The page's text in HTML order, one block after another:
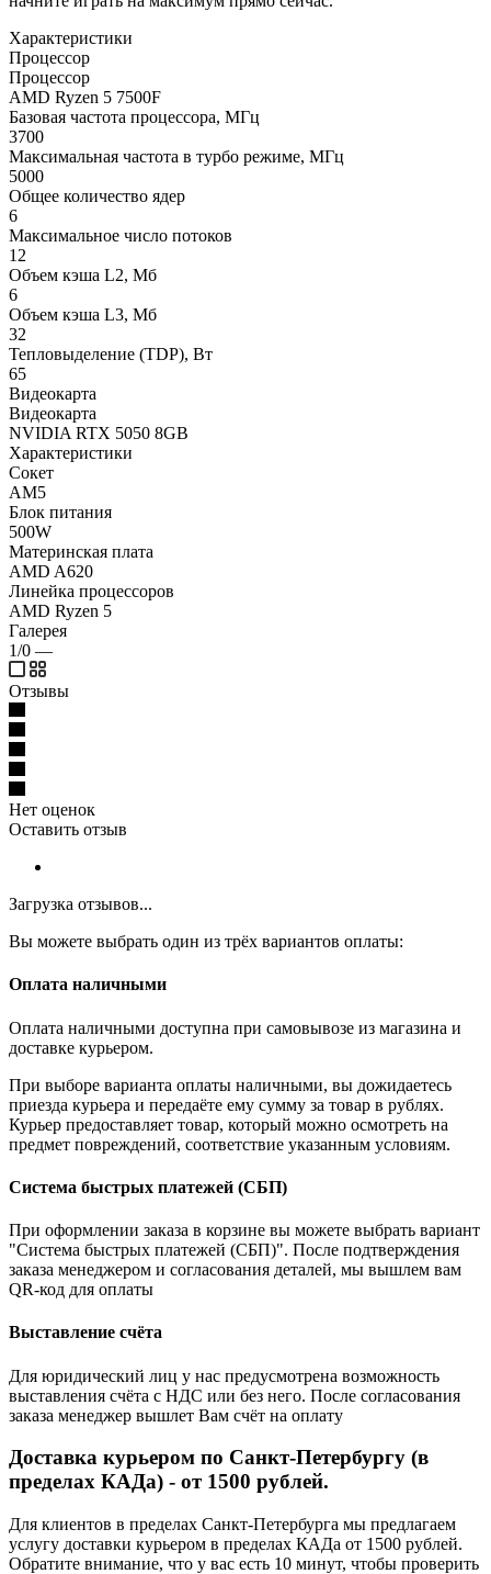
Характеристики
Процессор
Процессор
AMD Ryzen 5 7500F
Базовая частота процессора, МГц
3700
Максимальная частота в турбо режиме, МГц
5000
Общее количество ядер
6
Максимальное число потоков
12
Объем кэша L2, Мб
6
Объем кэша L3, Мб
32
Тепловыделение (TDP), Вт
65
Видеокарта
Видеокарта
NVIDIA RTX 5050 8GB
Характеристики
Сокет
AM5
Блок питания
500W
Материнская плата
AMD A620
Линейка процессоров
AMD Ryzen 5
Галерея
1/0 —
Отзывы
Нет оценок
Оставить отзыв
Загрузка отзывов...
Вы можете выбрать один из трёх вариантов оплаты:
Оплата наличными
Оплата наличными доступна при самовывозе из магазина и
доставке курьером.
При выборе варианта оплаты наличными, вы дожидаетесь
приезда курьера и передаёте ему сумму за товар в рублях.
Курьер предоставляет товар, который можно осмотреть на
предмет повреждений, соответствие указанным условиям.
Система быстрых платежей (СБП)
При оформлении заказа в корзине вы можете выбрать вариант
"Система быстрых платежей (СБП)". После подтверждения
заказа менеджером и согласования деталей, мы вышлем вам
QR-код для оплаты
Выставление счёта
Для юридический лиц у нас предусмотрена возможность
выставления счёта с НДС или без него. После согласования
заказа менеджер вышлет Вам счёт на оплату
Доставка курьером по Санкт-Петербургу (в
пределах КАДа) - от 1500 рублей.
Для клиентов в пределах Санкт-Петербурга мы предлагаем
услугу доставки курьером в пределах КАДа от 1500 рублей.
Обратите внимание, что у вас есть 10 минут, чтобы проверить